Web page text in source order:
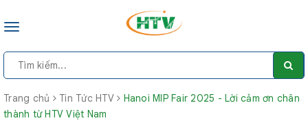
Toggle
Trang chủ Tin Tức HTV
Hanoi MIP Fair 2025 - Lời cảm ơn chân
thành từ HTV Việt Nam